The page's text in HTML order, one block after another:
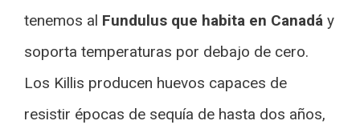
tenemos al Fundulus que habita en Canadá y
soporta temperaturas por debajo de cero.
Los Killis producen huevos capaces de
resistir épocas de sequía de hasta dos años,